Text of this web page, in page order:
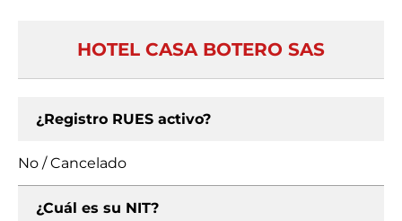
HOTEL CASA BOTERO SAS
¿Registro RUES activo?
No / Cancelado
¿Cuál es su NIT?